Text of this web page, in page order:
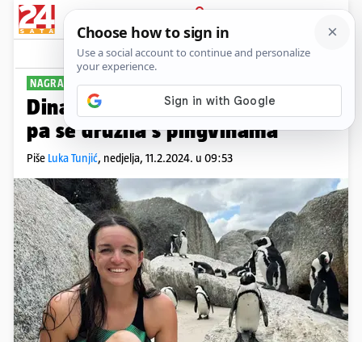
PRIJAVA
Sport Komentari
NAGRADILA SE
Dina Levačić preplivala 33 km
pa se družila s pingvinama
Piše Luka Tunjić, nedjelja, 11.2.2024. u 09:53